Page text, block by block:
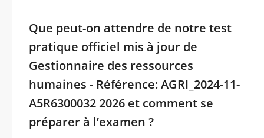
Que peut-on attendre de notre test
pratique officiel mis à jour de
Gestionnaire des ressources
humaines - Référence: AGRI_2024-11-
A5R6300032 2026 et comment se
préparer à l’examen ?